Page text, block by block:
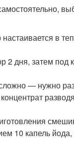
в
2 дня, затем под
— нужно
10 капель йода,